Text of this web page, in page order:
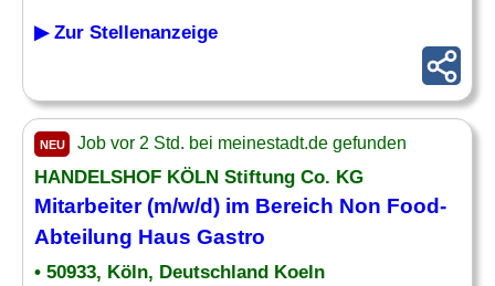
▶ Zur Stellenanzeige
NEU Job vor 2 Std. bei meinestadt.de gefunden
HANDELSHOF KÖLN Stiftung Co. KG
Mitarbeiter (m/w/d) im Bereich Non Food-
Abteilung Haus Gastro
• 50933, Köln, Deutschland Koeln